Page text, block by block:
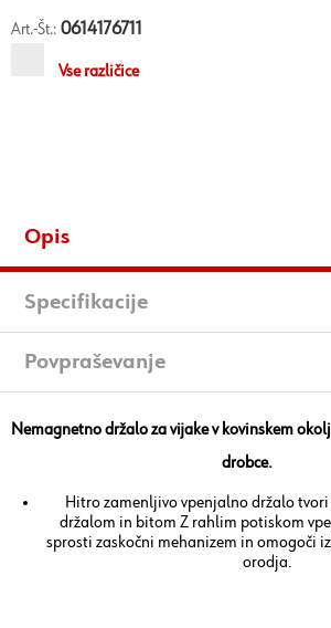
Art.-Št.: 0614176711
Vse različice
Opis
Specifikacije
Povpraševanje
Nemagnetno držalo za vijake v kovinskem
drobce.
Hitro zamenljivo vpenjalno držalo tvori
držalom in bitom Z rahlim potiskom
sprosti zaskočni mehanizem in omogoči
orodja.